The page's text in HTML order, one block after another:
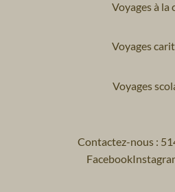
Voyages à la
Voyages
Voyages
Contactez-nous :
Facebook